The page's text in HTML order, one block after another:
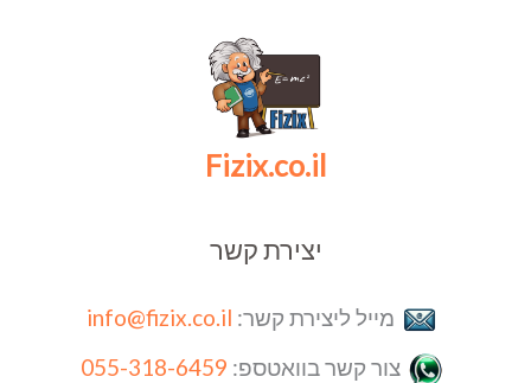
Fizix.co.il
יצירת קשר
מייל ליצירת קשר: info@fizix.co.il
צור קשר בוואטספ: 055-318-6459